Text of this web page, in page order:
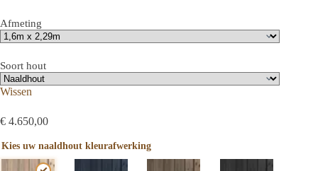
Afmeting
Soort hout
Wissen
€ 4.650,00
Kies uw naaldhout kleurafwerking